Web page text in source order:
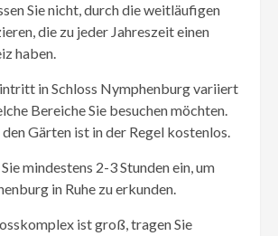
Sie nicht, durch die weitläufigen
die zu jeder Jahreszeit einen
haben.
in Schloss Nymphenburg variiert
Bereiche Sie besuchen möchten.
Gärten ist in der Regel kostenlos.
mindestens 2-3 Stunden ein, um
in Ruhe zu erkunden.
ist groß, tragen Sie